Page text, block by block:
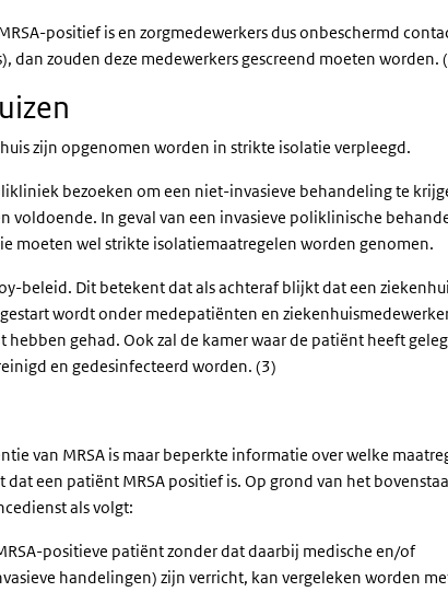
positief is en zorgmedewerkers dus onbeschermd
dan zouden deze medewerkers gescreend moeten worden.
zijn opgenomen worden in strikte isolatie verpleegd.
bezoeken om een niet-invasieve behandeling te
voldoende. In geval van een invasieve poliklinische
moeten wel strikte isolatiemaatregelen worden genomen.
beleid. Dit betekent dat als achteraf blijkt dat een
wordt onder medepatiënten en
gehad. Ook zal de kamer waar de patiënt heeft
en gedesinfecteerd worden. (3)
van MRSA is maar beperkte informatie over welke
een patiënt MRSA positief is. Op grond van het
als volgt:
positieve patiënt zonder dat daarbij medische en/of
handelingen) zijn verricht, kan vergeleken worden